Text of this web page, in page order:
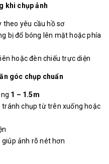
khi chụp ảnh
theo yêu cầu hồ sơ
bị đổ bóng lên mặt hoặc phía
hoặc đèn chiếu trực diện
góc chụp chuẩn
1 – 1.5m
chụp từ trên xuống hoặc
ảnh rõ nét hơn